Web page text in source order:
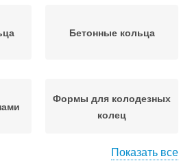
Бетонные кольца
Формы для колодезных
колец
Показать все